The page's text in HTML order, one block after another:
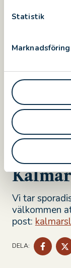
Statistik
Marknadsföring
enklare
Har du
lunch
För att
en
Går du
och
skriva
Vi tar
välkommen
post:
DELA:
DELA
PÅ